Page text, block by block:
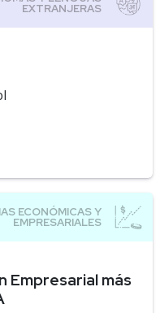
Empresarial más